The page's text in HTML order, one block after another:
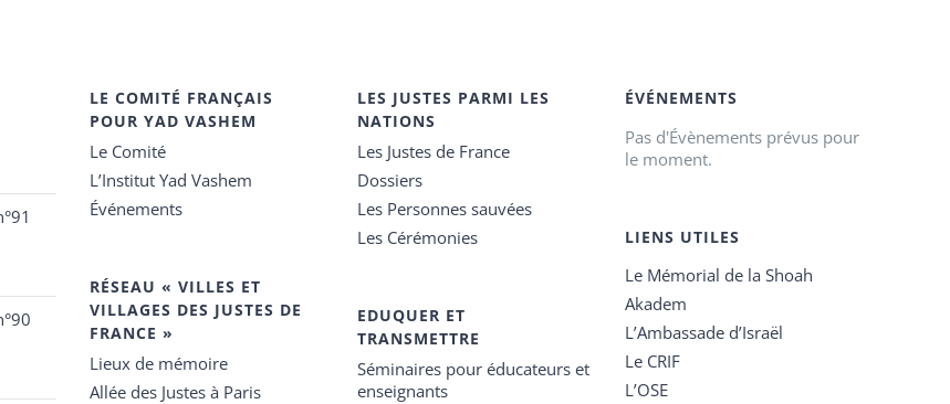
LE COMITÉ FRANÇAIS
POUR YAD VASHEM
Le Comité
L’Institut Yad Vashem
Événements
RÉSEAU « VILLES ET
VILLAGES DES JUSTES DE
FRANCE »
Lieux de mémoire
Allée des Justes à Paris
LES JUSTES PARMI LES
NATIONS
Les Justes de France
Dossiers
Les Personnes sauvées
Les Cérémonies
EDUQUER ET
TRANSMETTRE
Séminaires pour éducateurs et
enseignants
ÉVÉNEMENTS
Pas d'Évènements prévus pour
le moment.
LIENS UTILES
Le Mémorial de la Shoah
Akadem
L’Ambassade d’Israël
Le CRIF
L’OSE